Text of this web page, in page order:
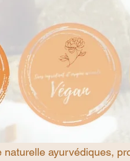
ayurvédiques,